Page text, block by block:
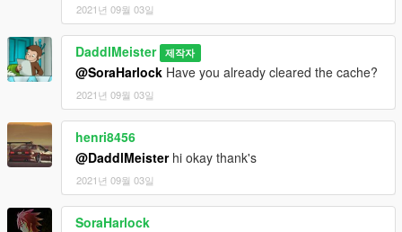
2021년 09월 03일
DaddlMeister 제작자
@SoraHarlock Have you already cleared the cache?
2021년 09월 03일
henri8456
@DaddlMeisterhi okay thank's
2021년 09월 03일
SoraHarlock